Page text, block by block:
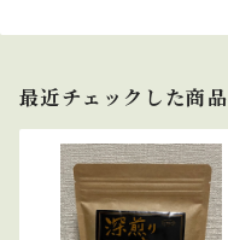
最近チェックした商品